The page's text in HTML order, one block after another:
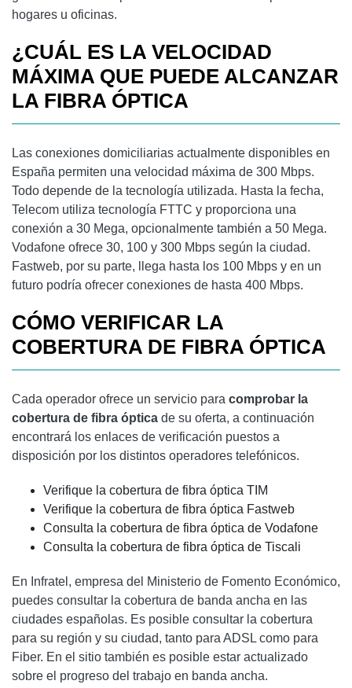
hogares u oficinas.
¿CUÁL ES LA VELOCIDAD
MÁXIMA QUE PUEDE ALCANZAR
LA FIBRA ÓPTICA
Las conexiones domiciliarias actualmente disponibles en
España permiten una velocidad máxima de 300 Mbps.
Todo depende de la tecnología utilizada. Hasta la fecha,
Telecom utiliza tecnología FTTC y proporciona una
conexión a 30 Mega, opcionalmente también a 50 Mega.
Vodafone ofrece 30, 100 y 300 Mbps según la ciudad.
Fastweb, por su parte, llega hasta los 100 Mbps y en un
futuro podría ofrecer conexiones de hasta 400 Mbps.
CÓMO VERIFICAR LA
COBERTURA DE FIBRA ÓPTICA
Cada operador ofrece un servicio para comprobar la
cobertura de fibra óptica de su oferta, a continuación
encontrará los enlaces de verificación puestos a
disposición por los distintos operadores telefónicos.
Verifique la cobertura de fibra óptica TIM
Verifique la cobertura de fibra óptica Fastweb
Consulta la cobertura de fibra óptica de Vodafone
Consulta la cobertura de fibra óptica de Tiscali
En Infratel, empresa del Ministerio de Fomento Económico,
puedes consultar la cobertura de banda ancha en las
ciudades españolas. Es posible consultar la cobertura
para su región y su ciudad, tanto para ADSL como para
Fiber. En el sitio también es posible estar actualizado
sobre el progreso del trabajo en banda ancha.